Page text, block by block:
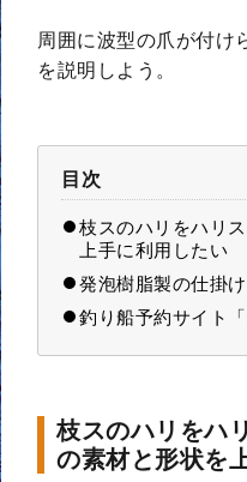
周囲に波型の爪が付け
を説明しよう。
目次
枝スのハリをハリ
上手に利用したい
発泡樹脂製の仕掛
釣り船予約サイト
枝スのハリをハ
の素材と形状を